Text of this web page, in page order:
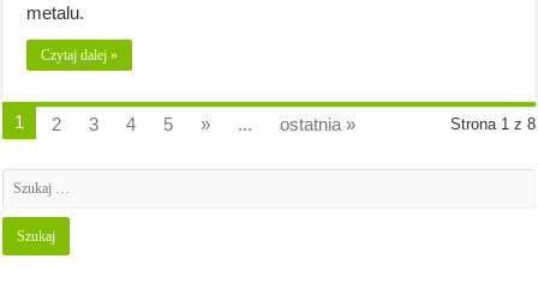
metalu.
Czytaj dalej »
Strona 1 z 8
1 2 3 4 5 » ... ostatnia »